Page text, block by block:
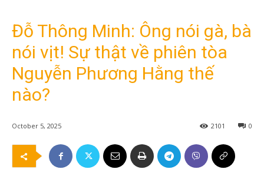
Đỗ Thông Minh: Ông nói gà, bà
nói vịt! Sự thật về phiên tòa
Nguyễn Phương Hằng thế
nào?
October 5, 2025 0
2101